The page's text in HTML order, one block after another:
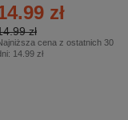
zł
zł
cena z ostatnich 30
14.99 zł